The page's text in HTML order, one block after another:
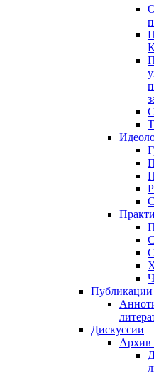
Публикации
Дискуссии
Архив